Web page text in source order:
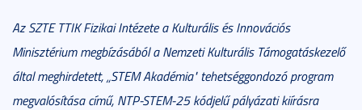
Az SZTE TTIK Fizikai Intézete a Kulturális és Innovációs
Minisztérium megbízásából a Nemzeti Kulturális Támogatáskezelő
által meghirdetett, „STEM Akadémia" tehetséggondozó program
megvalósítása című, NTP-STEM-25 kódjelű pályázati kiírásra